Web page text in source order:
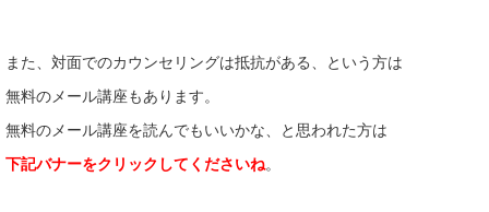
また、対面でのカウンセリングは抵抗がある、という方は
無料のメール講座もあります。
無料のメール講座を読んでもいいかな、と思われた方は
下記バナーをクリックしてくださいね。